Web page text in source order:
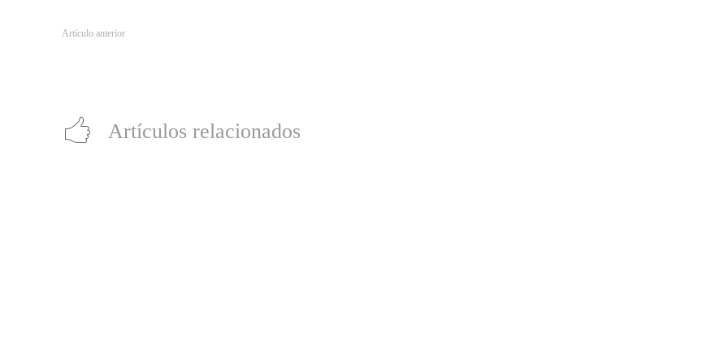
Artículo anterior
Artículos relacionados